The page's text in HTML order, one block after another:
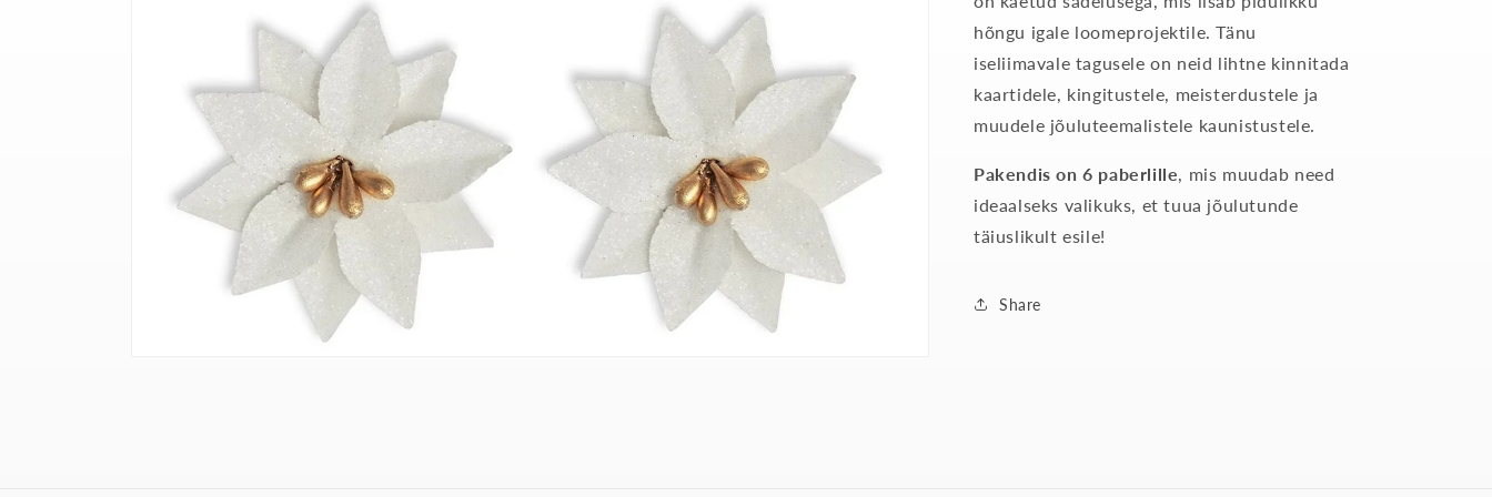
hõngu igale loomeprojektile. Tänu
iseliimavale tagusele on neid lihtne kinnitada
kaartidele, kingitustele, meisterdustele ja
muudele jõuluteemalistele kaunistustele.
Pakendis on 6 paberlille, mis muudab need
ideaalseks valikuks, et tuua jõulutunde
täiuslikult esile!
Share